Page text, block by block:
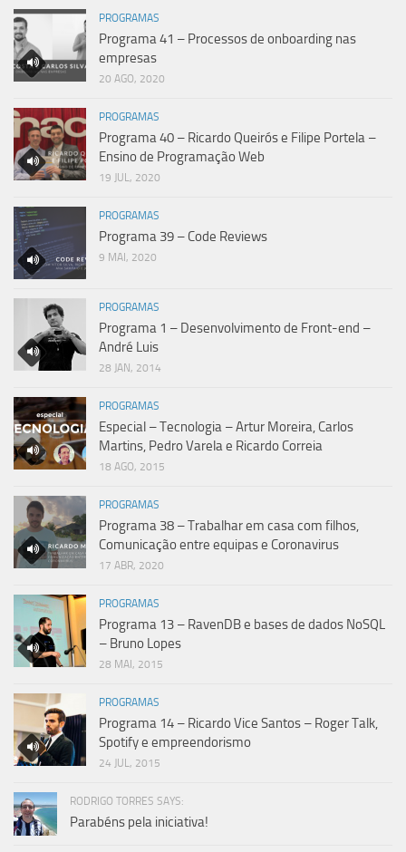
PROGRAMAS
Programa 41 – Processos de onboarding nas
empresas
20 AGO, 2020
PROGRAMAS
Programa 40 – Ricardo Queirós e Filipe Portela –
Ensino de Programação Web
19 JUL, 2020
PROGRAMAS
Programa 39 – Code Reviews
9 MAI, 2020
PROGRAMAS
Programa 1 – Desenvolvimento de Front-end –
André Luis
28 JAN, 2014
PROGRAMAS
Especial – Tecnologia – Artur Moreira, Carlos
Martins, Pedro Varela e Ricardo Correia
18 AGO, 2015
PROGRAMAS
Programa 38 – Trabalhar em casa com filhos,
Comunicação entre equipas e Coronavirus
17 ABR, 2020
PROGRAMAS
Programa 13 – RavenDB e bases de dados NoSQL
– Bruno Lopes
28 MAI, 2015
PROGRAMAS
Programa 14 – Ricardo Vice Santos – Roger Talk,
Spotify e empreendorismo
24 JUL, 2015
RODRIGO TORRES SAYS:
Parabéns pela iniciativa!